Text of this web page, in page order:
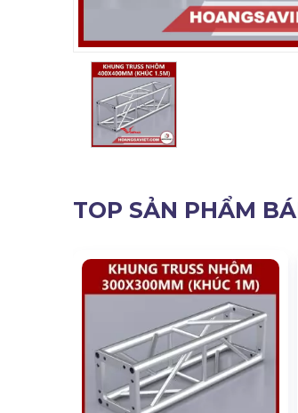
TOP SẢN PHẨM